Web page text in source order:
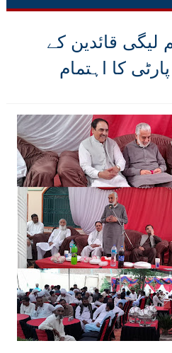
قائدین کے
کا اہتمام